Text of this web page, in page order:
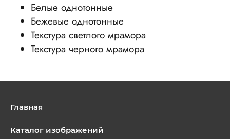
Белые однотонные
Бежевые однотонные
Текстура светлого мрамора
Текстура черного мрамора
Главная
Каталог изображений